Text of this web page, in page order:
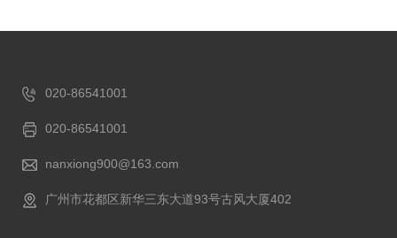
020-86541001
020-86541001
nanxiong900@163.com
广州市花都区新华三东大道93号古风大厦402